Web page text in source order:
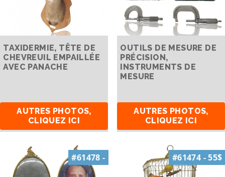
TAXIDERMIE, TÊTE DE
CHEVREUIL EMPAILLÉE
AVEC PANACHE
AUTRES PHOTOS,
CLIQUEZ ICI
OUTILS DE MESURE DE
PRÉCISION,
INSTRUMENTS DE
MESURE
AUTRES PHOTOS,
CLIQUEZ ICI
#61478 - #61474 - 55$